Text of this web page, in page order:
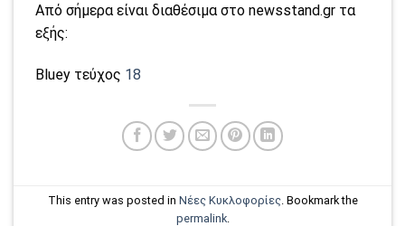
Από σήμερα είναι διαθέσιμα στο newsstand.gr τα
εξής:
Bluey τεύχος 18
This entry was posted in Νέες Κυκλοφορίες. Bookmark the
permalink.